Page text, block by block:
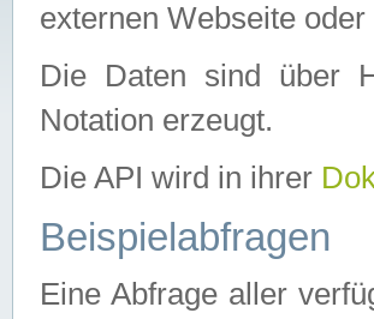
externen Webseite
Die Daten sind über
Notation erzeugt.
Die API wird in ihrer
Beispielabfragen
Eine Abfrage aller